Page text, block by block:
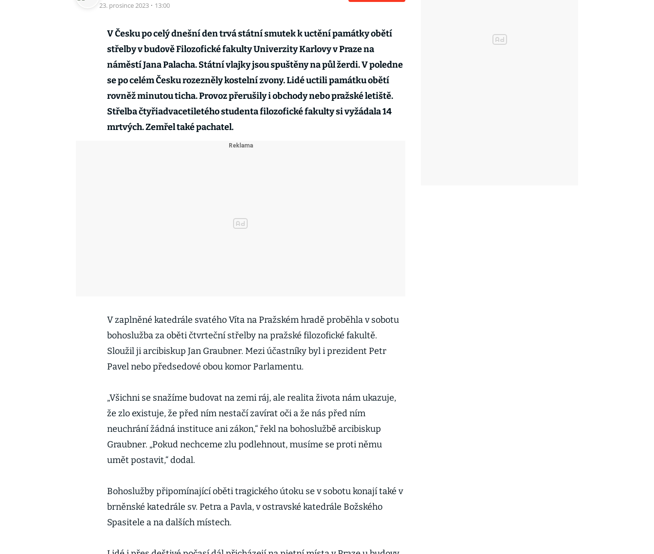
23. prosince 2023 · 13:00
V Česku po celý dnešní den trvá státní smutek k uctění památky obětí
střelby v budově Filozofické fakulty Univerzity Karlovy v Praze na
náměstí Jana Palacha. Státní vlajky jsou spuštěny na půl žerdi. V poledne
se po celém Česku rozezněly kostelní zvony. Lidé uctili památku obětí
rovněž minutou ticha. Provoz přerušily i obchody nebo pražské letiště.
Střelba čtyřiadvacetiletého studenta filozofické fakulty si vyžádala 14
mrtvých. Zemřel také pachatel.
V zaplněné katedrále svatého Víta na Pražském hradě proběhla v sobotu
bohoslužba za oběti čtvrteční střelby na pražské filozofické fakultě.
Sloužil ji arcibiskup Jan Graubner. Mezi účastníky byl i prezident Petr
Pavel nebo předsedové obou komor Parlamentu.
„Všichni se snažíme budovat na zemi ráj, ale realita života nám ukazuje,
že zlo existuje, že před ním nestačí zavírat oči a že nás před ním
neuchrání žádná instituce ani zákon,“ řekl na bohoslužbě arcibiskup
Graubner. „Pokud nechceme zlu podlehnout, musíme se proti němu
umět postavit,“ dodal.
Bohoslužby připomínající oběti tragického útoku se v sobotu konají také v
brněnské katedrále sv. Petra a Pavla, v ostravské katedrále Božského
Spasitele a na dalších místech.